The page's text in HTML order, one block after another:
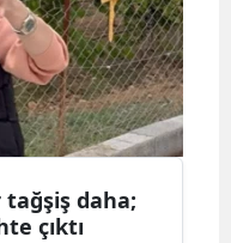
tağşiş daha;
çıktı